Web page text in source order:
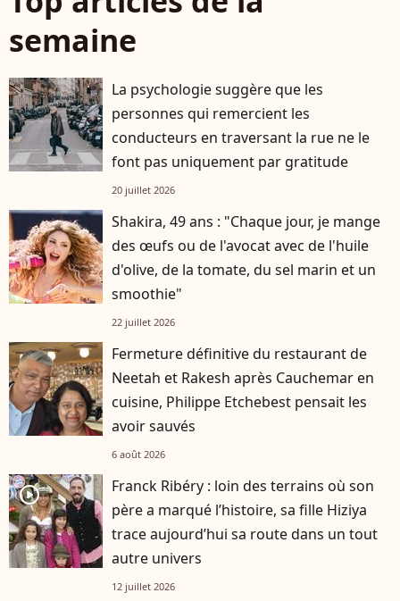
semaine
La psychologie suggère que les
personnes qui remercient les
conducteurs en traversant la rue ne le
font pas uniquement par gratitude
20 juillet 2026
Shakira, 49 ans : "Chaque jour, je mange
des œufs ou de l'avocat avec de l'huile
d'olive, de la tomate, du sel marin et un
smoothie"
22 juillet 2026
Fermeture définitive du restaurant de
Neetah et Rakesh après Cauchemar en
cuisine, Philippe Etchebest pensait les
avoir sauvés
6 août 2026
player2
Franck Ribéry : loin des terrains où son
père a marqué l’histoire, sa fille Hiziya
trace aujourd’hui sa route dans un tout
autre univers
12 juillet 2026